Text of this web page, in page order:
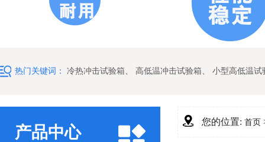
热门关键词： 冷热冲击试验箱、 高低温冲击试验箱、 小型高低温试
产品中心
您的位置: 首页